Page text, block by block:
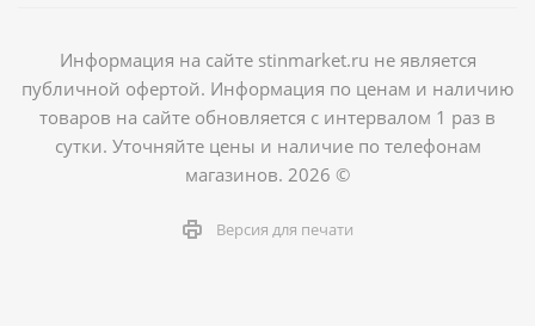
Информация на сайте stinmarket.ru не является
публичной офертой. Информация по ценам и наличию
товаров на сайте обновляется с интервалом 1 раз в
сутки. Уточняйте цены и наличие по телефонам
магазинов. 2026 ©
Версия для печати